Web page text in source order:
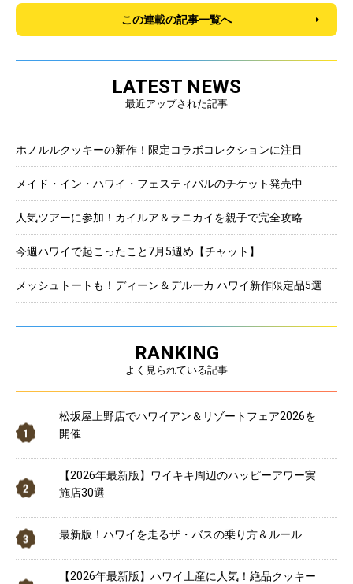
この連載の記事一覧へ
LATEST NEWS
最近アップされた記事
ホノルルクッキーの新作！限定コラボコレクションに注目
メイド・イン・ハワイ・フェスティバルのチケット発売中
人気ツアーに参加！カイルア＆ラニカイを親子で完全攻略
今週ハワイで起こったこと7月5週め【チャット】
メッシュトートも！ディーン＆デルーカ ハワイ新作限定品5選
RANKING
よく見られている記事
松坂屋上野店でハワイアン＆リゾートフェア2026を
開催
【2026年最新版】ワイキキ周辺のハッピーアワー実
施店30選
最新版！ハワイを走るザ・バスの乗り方＆ルール
【2026年最新版】ハワイ土産に人気！絶品クッキー